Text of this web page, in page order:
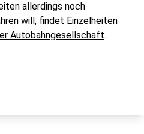
allerdings noch
will, findet Einzelheiten
Autobahngesellschaft.